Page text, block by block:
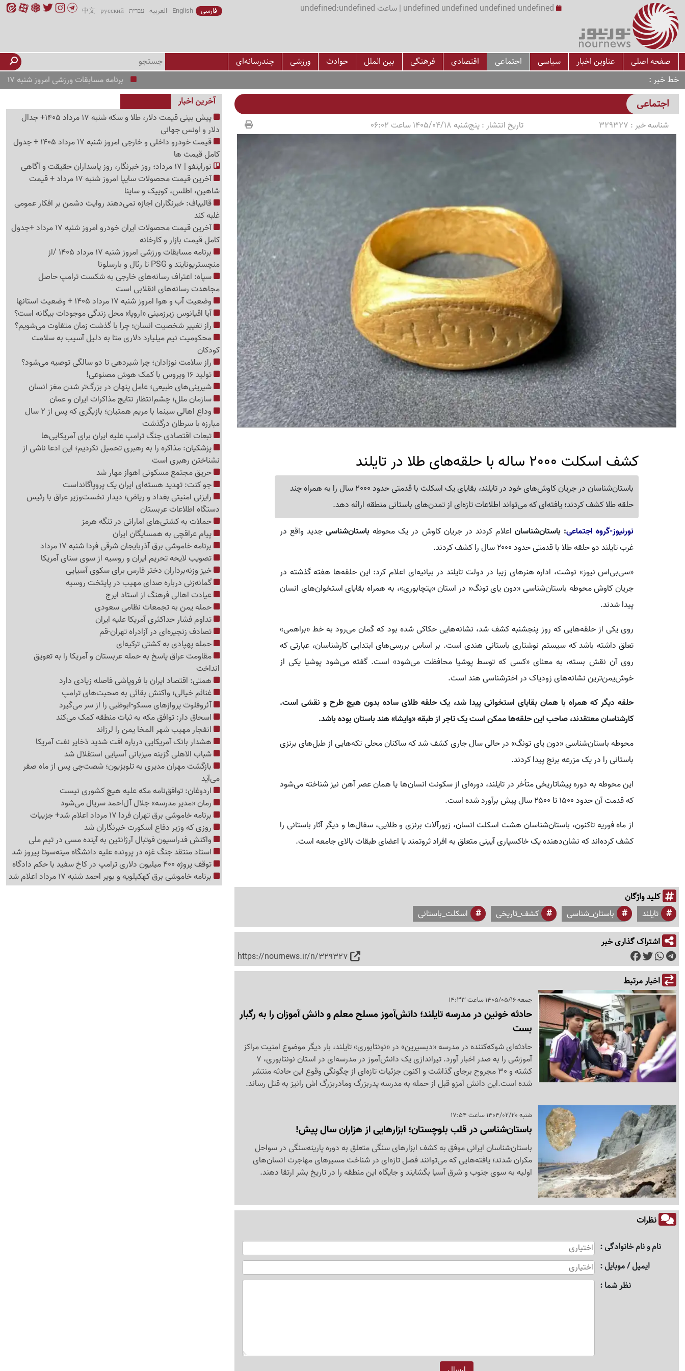
undefined undefined undefined undefined | ساعت undefined:undefined فارسی English العربیه עברית русский
中文
صفحه اصلی عناوین اخبار سیاسی اجتماعی اقتصادی فرهنگی بین الملل حوادث ورزشی
چندرسانه‌ای
خط خبر
برنامه مسابقات ورزشی امروز شنبه 17 مرداد 1405 /از منچستریونایتد و PSG تا رئال و بارسلونا
اجتماعی
شناسه خبر : 329327 تاریخ انتشار :پنج‌شنبه 1405/04/18 ساعت 06:02
کشف اسکلت 2000 ساله با حلقه‌های طلا در تایلند
باستان‌شناسان در جریان کاوش‌های خود در تایلند، بقایای یک اسکلت با قدمتی حدود 2000 سال را به همراه چند
حلقه طلا کشف کردند؛ یافته‌ای که می‌تواند اطلاعات تازه‌ای از تمدن‌های باستانی منطقه ارائه دهد.
نورنیوز-گروه اجتماعی: باستان‌شناسان اعلام کردند در جریان کاوش در یک محوطه باستان‌شناسیجدید واقع در
غرب تایلند دو حلقه طلا با قدمتی حدود ۲۰۰۰ سال را کشف کردند.
«سی‌بی‌اس نیوز» نوشت، اداره هنرهای زیبا در دولت تایلند در بیانیه‌ای اعلام کرد: این حلقه‌ها هفته گذشته در
جریان کاوش‌ محوطه باستان‌شناسی «دون یای تونگ» در استان «پتچابوری»، به همراه بقایای استخوان‌های انسان
پیدا شدند.
روی یکی از حلقه‌هایی که روز پنجشنبه کشف شد، نشانه‌هایی حکاکی شده بود که گمان می‌رود به خط «براهمی»
تعلق داشته باشد که سیستم نوشتاری باستانی هندی است. بر اساس بررسی‌های ابتدایی کارشناسان، عبارتی که
روی آن نقش بسته، به معنای «کسی که توسط پوشیا محافظت می‌شود» است. گفته می‌شود پوشیا یکی از
خوش‌یمن‌ترین نشانه‌های زودیاک در اخترشناسی هند است.
حلقه دیگر که همراه با همان بقایای استخوانی پیدا شد، یک حلقه طلای ساده بدون هیچ طرح و نقشی است.
کارشناسان معتقدند، صاحب این حلقه‌ها ممکن است یک تاجر از طبقه «وایشا» هند باستان بوده باشد.
محوطه باستان‌شناسی «دون یای تونگ» در حالی سال جاری کشف شد که ساکنان محلی تکه‌هایی از طبل‌های برنزی
باستانی را در یک مزرعه برنج پیدا کردند.
این محوطه به دوره پیشاتاریخی متأخر در تایلند، دوره‌ای از سکونت انسان‌ها یا همان عصر آهن نیز شناخته می‌شود
که قدمت آن حدود ۱۵۰۰ تا ۲۵۰۰ سال پیش برآورد شده است.
از ماه فوریه تاکنون، باستان‌شناسان هشت اسکلت انسان، زیورآلات برنزی و طلایی، سفال‌ها و دیگر آثار باستانی را
کشف کرده‌اند که نشان‌دهنده یک خاکسپاری آیینی متعلق به افراد ثروتمند یا اعضای طبقات بالای جامعه است.
کلید واژگان
تایلند باستان_شناسی کشف_تاریخی اسکلت_باستانی
اشتراک گذاری خبر
https://nournews.ir/n/329327
اخبار مرتبط
جمعه 1405/05/16 ساعت 14:33
حادثه خونین در مدرسه تایلند؛ دانش‌آموز مسلح معلم و دانش آموزان را به رگبار
بست
حادثه‌ای شوکه‌کننده در مدرسه «دبسیرین» در «نونتابوری» تایلند، بار دیگر موضوع امنیت مراکز
آموزشی را به صدر اخبار آورد. تیراندازی یک دانش‌آموز در مدرسه‌ای در استان نونتابوری، 7
کشته و 30 مجروح برجای گذاشت و اکنون جزئیات تازه‌ای از چگونگی وقوع این حادثه منتشر
شده است.این دانش آمزو قبل از حمله به مدرسه پدربزرگ ومادربزرگ اش رانیز به قتل رساند.
شنبه 1404/02/20 ساعت 17:54
باستان‌شناسی در قلب بلوچستان؛ ابزارهایی از هزاران سال پیش!
باستان‌شناسان ایرانی موفق به کشف ابزارهای سنگی متعلق به دوره پارینه‌سنگی در سواحل
مکران شدند؛ یافته‌هایی که می‌توانند فصل تازه‌ای در شناخت مسیرهای مهاجرت انسان‌های
اولیه به سوی جنوب و شرق آسیا بگشایند و جایگاه این منطقه را در تاریخ بشر ارتقا دهند.
نظرات
نام و نام خانوادگی
ایمیل / موبایل
نظر شما
آخرین اخبار
پیش ‌بینی قیمت دلار، طلا و سکه شنبه 17 مرداد 1405+ جدال
دلار و اونس جهانی
قیمت خودرو داخلی و خارجی امروز شنبه 17 مرداد 1405 + جدول
کامل قیمت ها
نوراینفو | 17 مرداد؛ روز خبرنگار، روز پاسداران حقیقت و آگاهی
آخرین قیمت محصولات سایپا امروز شنبه 17 مرداد + قیمت
شاهین، اطلس، کوییک و ساینا
قالیباف: خبرنگاران اجازه نمی‌دهند روایت دشمن بر افکار عمومی
غلبه کند
آخرین قیمت محصولات ایران خودرو امروز شنبه 17 مرداد +جدول
کامل قیمت بازار و کارخانه
برنامه مسابقات ورزشی امروز شنبه 17 مرداد 1405 /از
منچستریونایتد و PSG تا رئال و بارسلونا
سپاه: اعتراف رسانه‌های خارجی به شکست ترامپ حاصل
مجاهدت رسانه‌های انقلابی است
وضعیت آب و هوا امروز شنبه 17 مرداد 1405 + وضعیت استانها
آیا اقیانوس زیرزمینی «اروپا» محل زندگی موجودات بیگانه است؟
راز تغییر شخصیت انسان؛ چرا با گذشت زمان متفاوت می‌شویم؟
محکومیت نیم میلیارد دلاری متا به دلیل آسیب به سلامت
کودکان
راز سلامت نوزادان؛ چرا شیردهی تا دو سالگی توصیه می‌شود؟
تولید 16 ویروس با کمک هوش مصنوعی!
شیرینی‌های طبیعی؛ عامل پنهان در بزرگ‌تر شدن مغز انسان
سازمان ملل؛ چشم‌انتظار نتایج مذاکرات ایران و عمان
وداع اهالی سینما با مریم همتیان؛ بازیگری که پس از 2 سال
مبارزه با سرطان درگذشت
تبعات اقتصادی جنگ ترامپ علیه ایران برای آمریکایی‌ها
پزشکیان: مذاکره را به رهبری تحمیل نکردیم؛ این ادعا ناشی از
نشناختن رهبری است
حریق مجتمع مسکونی اهواز مهار شد
جو کنت: تهدید هسته‌ای ایران یک پروپاگانداست
رایزنی امنیتی بغداد و ریاض؛ دیدار نخست‌وزیر عراق با رئیس
دستگاه اطلاعات عربستان
حملات به کشتی‌های اماراتی در تنگه هرمز
پیام عراقچی به همسایگان ایران
برنامه خاموشی برق آذربایجان شرقی فردا شنبه 17 مرداد
تصویب لایحه تحریم ایران و روسیه از سوی سنای آمریکا
خیز وزنه‌برداران دختر فارس برای سکوی آسیایی
گمانه‌زنی درباره صدای مهیب در پایتخت روسیه
عیادت اهالی فرهنگ از استاد ایرج
حمله یمن به تجمعات نظامی سعودی
تداوم فشار حداکثری آمریکا علیه ایران
تصادف زنجیره‌ای در آزادراه تهران-قم
حمله پهپادی به کشتی ترکیه‌ای
مقاومت عراق پاسخ به حمله عربستان و آمریکا را به تعویق
انداخت
همتی: اقتصاد ایران با فروپاشی فاصله زیادی دارد
غنائم خیالی؛ واکنش بقائی به صحبت‌های ترامپ
آئروفلوت پروازهای مسکو-ابوظبی را از سر می‌گیرد
اسحاق دار: توافق مکه به ثبات منطقه کمک می‌کند
انفجار مهیب شهر المخا یمن را لرزاند
هشدار بانک آمریکایی درباره افت شدید ذخایر نفت آمریکا
شباب الاهلی گزینه میزبانی آسیایی استقلال شد
بازگشت مهران مدیری به تلویزیون؛ شصت‌چی پس از ماه صفر
می‌آید
اردوغان: توافق‌نامه مکه علیه هیچ کشوری نیست
رمان «مدیر مدرسه» جلال آل‌احمد سریال می‌شود
برنامه خاموشی برق تهران فردا 17 مرداد اعلام شد+ جزییات
روزی که وزیر دفاع اسکورت خبرنگاران شد
واکنش فدراسیون فوتبال آرژانتین به آینده مسی در تیم ملی
استاد منتقد جنگ غزه در پرونده علیه دانشگاه مینه‌سوتا پیروز شد
توقف پروژه 400 میلیون دلاری ترامپ در کاخ سفید با حکم دادگاه
برنامه خاموشی برق کهکیلویه و بویر احمد شنبه 17 مرداد اعلام شد